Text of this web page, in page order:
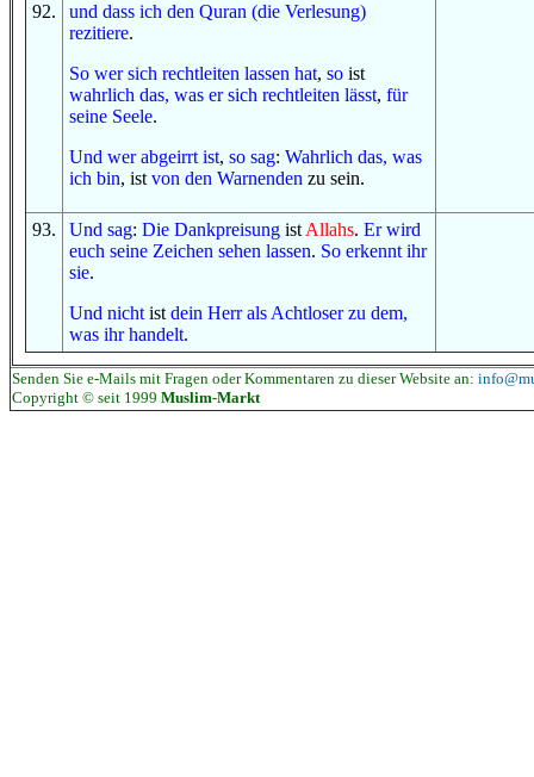
92. und dass ich den Quran (die Verlesung)
rezitiere.
So wer sich rechtleiten lassen hat, so ist
wahrlich das, was er sich rechtleiten lässt, für
seine Seele.
Und wer abgeirrt ist, so sag: Wahrlich das, was
ich bin, ist von den Warnenden zu sein.
93. Und sag: Die Dankpreisung ist Allahs. Er wird
euch seine Zeichen sehen lassen. So erkennt ihr
sie.
Und nicht ist dein Herr als Achtloser zu dem,
was ihr handelt.
Senden Sie e-Mails mit Fragen oder Kommentaren zu dieser Website an:
Copyright © seit 1999 Muslim-Markt